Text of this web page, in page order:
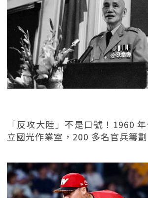
「反攻大陸」不是口號！1960
立國光作業室，200 多名官兵籌